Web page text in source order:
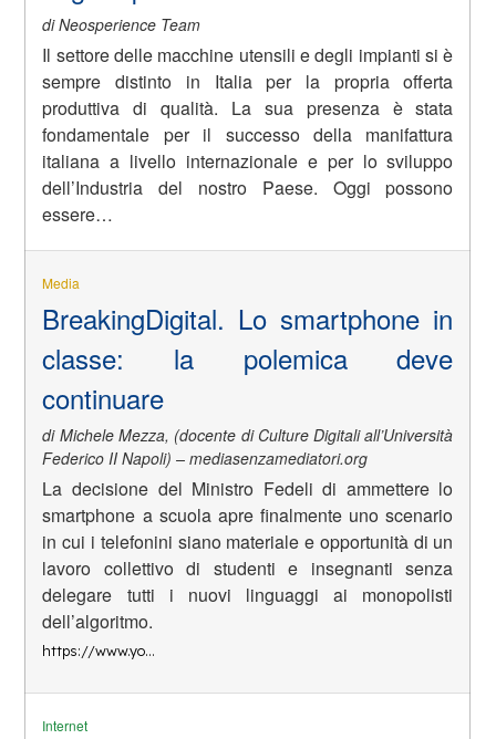
di Neosperience Team
Il settore delle macchine utensili e degli impianti si è
sempre distinto in Italia per la propria offerta
produttiva di qualità. La sua presenza è stata
fondamentale per il successo della manifattura
italiana a livello internazionale e per lo sviluppo
dell’Industria del nostro Paese. Oggi possono
essere…
Media
BreakingDigital. Lo smartphone in
classe: la polemica deve
continuare
di Michele Mezza, (docente di Culture Digitali all’Università
Federico II Napoli) – mediasenzamediatori.org
La decisione del Ministro Fedeli di ammettere lo
smartphone a scuola apre finalmente uno scenario
in cui i telefonini siano materiale e opportunità di un
lavoro collettivo di studenti e insegnanti senza
delegare tutti i nuovi linguaggi ai monopolisti
dell’algoritmo.
https://www.yo…
Internet